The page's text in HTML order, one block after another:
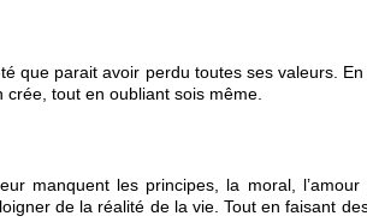
que parait avoir perdu toutes ses valeurs.
tout en oubliant sois même.
manquent les principes, la moral,
de la réalité de la vie. Tout en faisant